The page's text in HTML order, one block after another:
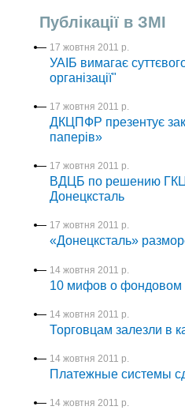
Публікації в ЗМІ
17 жовтня 2011 р.
УАІБ вимагає
організації"
17 жовтня 2011 р.
ДКЦПФР презентує
паперів»
17 жовтня 2011 р.
ВДЦБ по решению
Донецксталь
17 жовтня 2011 р.
«Донецксталь»
14 жовтня 2011 р.
10 мифов о фондовом
14 жовтня 2011 р.
Торговцам залезли в
14 жовтня 2011 р.
Платежные системы
14 жовтня 2011 р.